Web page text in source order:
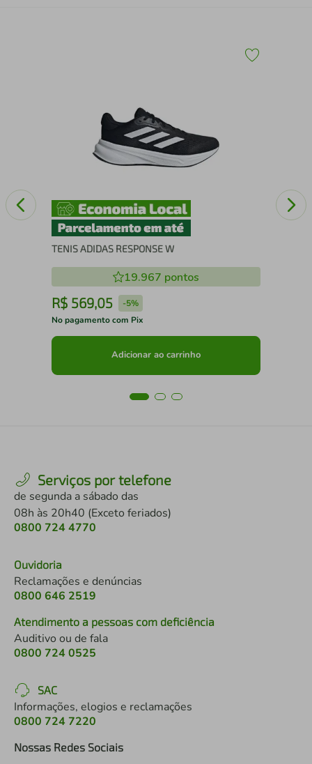
TENIS ADIDAS RESPONSE W
19.967 pontos
R$ 569,05 -5%
No pagamento com Pix
Adicionar ao carrinho
Serviços por telefone
de segunda a sábado das
08h às 20h40 (Exceto feriados)
0800 724 4770
Ouvidoria
Reclamações e denúncias
0800 646 2519
Atendimento a pessoas com deficiência
Auditivo ou de fala
0800 724 0525
SAC
Informações, elogios e reclamações
0800 724 7220
Nossas Redes Sociais